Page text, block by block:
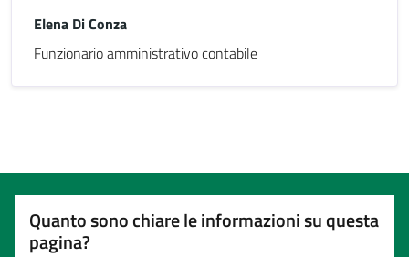
Elena Di Conza
Funzionario amministrativo contabile
Quanto sono chiare le informazioni su questa
pagina?